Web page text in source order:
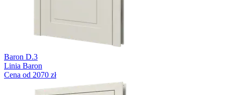
Baron D.3
Linia Baron
Cena od 2070 zł